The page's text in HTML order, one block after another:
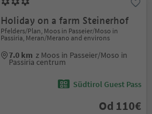
Holiday on a farm Steinerhof
Pfelders/Plan, Moos in Passeier/Moso in
Passiria, Meran/Merano and environs
7.0 km z Moos in Passeier/Moso in
Passiria centrum
Südtirol Guest Pass
Od 110€